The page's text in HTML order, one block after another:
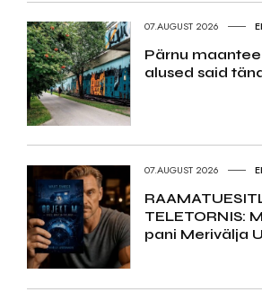
07.AUGUST 2026
Pärnu
alused said
07.AUGUST 2026
TELETORNIS:
pani Merivälja